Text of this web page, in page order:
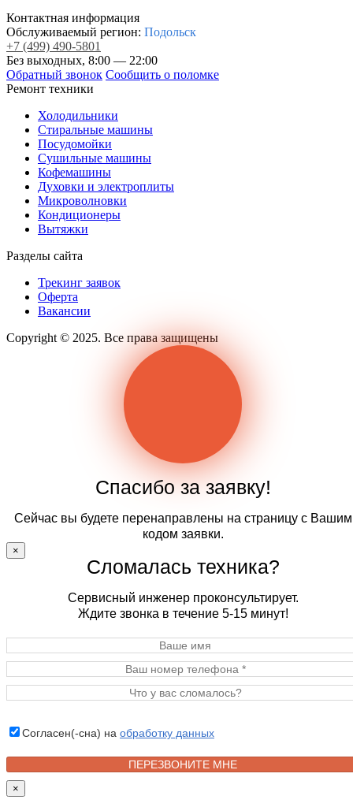
Контактная информация
Обслуживаемый регион: Подольск
+7 (499) 490-5801
Без выходных, 8:00 — 22:00
Обратный звонок Сообщить о поломке
Ремонт техники
Холодильники
Стиральные машины
Посудомойки
Сушильные машины
Кофемашины
Духовки и электроплиты
Микроволновки
Кондиционеры
Вытяжки
Разделы сайта
Трекинг заявок
Оферта
Вакансии
Copyright © 2025. Все права защищены
Спасибо за заявку!
Сейчас вы будете перенаправлены на страницу с Вашим
кодом заявки.
×
Сломалась техника?
Сервисный инженер проконсультирует.
Ждите звонка в течение 5-15 минут!
Согласен(-сна) на обработку данных
×